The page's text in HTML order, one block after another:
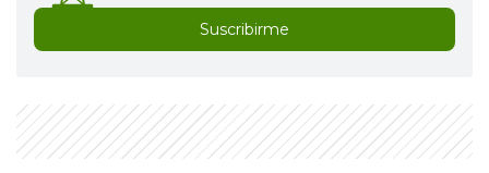
Suscribirme